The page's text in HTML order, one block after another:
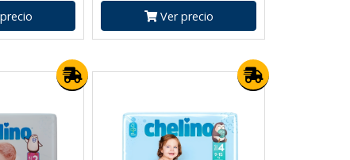
Ver precio